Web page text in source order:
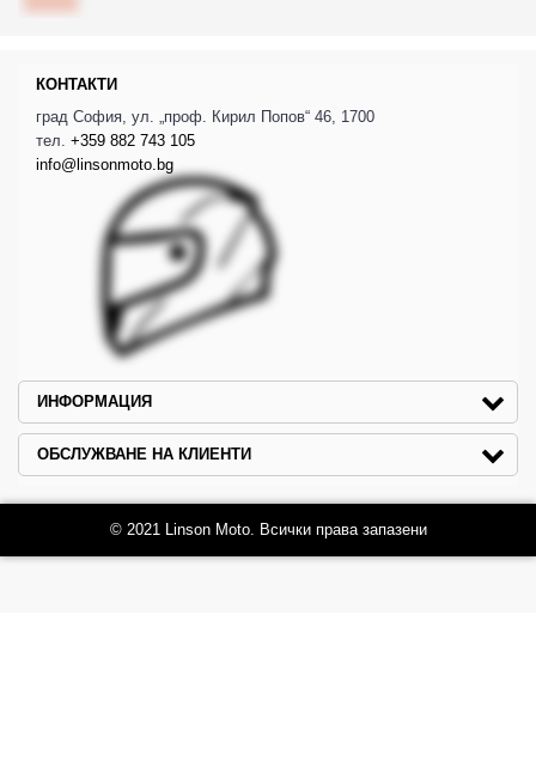
КОНТАКТИ
град София, ул. „проф. Кирил Попов“ 46, 1700
тел. +359 882 743 105
info@linsonmoto.bg
ИНФОРМАЦИЯ
ОБСЛУЖВАНЕ НА КЛИЕНТИ
© 2021 Linson Moto. Всички права запазени